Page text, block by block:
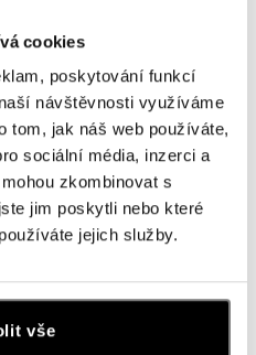
cookies
poskytování funkcí
návštěvnosti využíváme
tom, jak náš web používáte,
sociální média, inzerci a
zkombinovat s
jim poskytli nebo které
jejich služby.
vše
ALO
Prsten s diamantem Eternal Joy